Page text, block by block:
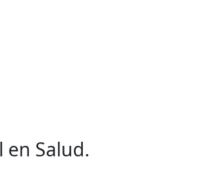
Salud.